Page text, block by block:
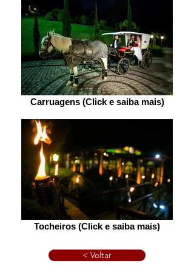
Carruagens (Click e saiba mais)
Tocheiros (Click e saiba mais)
< Voltar